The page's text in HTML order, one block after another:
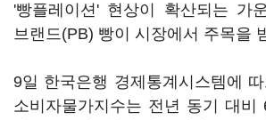
'빵플레이션' 현상이 확산되는 가
브랜드(PB) 빵이 시장에서 주목을
9일 한국은행 경제통계시스템에
소비자물가지수는 전년 동기 대비